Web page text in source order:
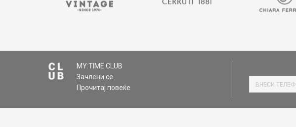
MY:TIME CLUB
Зачлени се
Прочитај повеќе